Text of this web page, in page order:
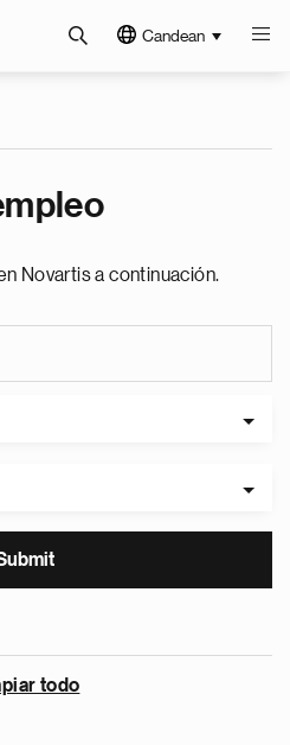
Candean
Novartis a continuación.
todo